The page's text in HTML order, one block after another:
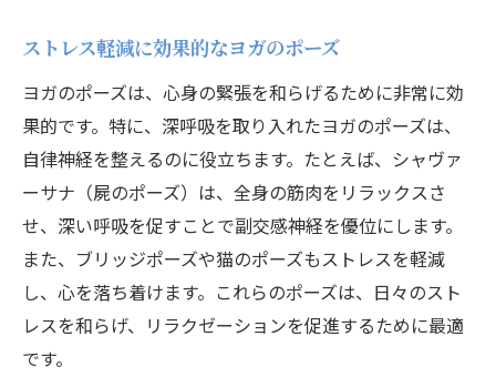
深呼吸が交感神経に与える影響
ヨガで副交感神経を活性化する
バランスの取れた自律神経を目指す
深呼吸とヨガで神経バランスを整える
ヨガポーズがもたらす神経系への影響
ヨガと深呼吸で心の静けさを取り戻すためのス
テップ
心を静める深呼吸の基本
ストレス軽減に効果的なヨガのポーズ
ヨガのポーズは、心身の緊張を和らげるために非常に効
果的です。特に、深呼吸を取り入れたヨガのポーズは、
自律神経を整えるのに役立ちます。たとえば、シャヴァ
ーサナ（屍のポーズ）は、全身の筋肉をリラックスさ
せ、深い呼吸を促すことで副交感神経を優位にします。
また、ブリッジポーズや猫のポーズもストレスを軽減
し、心を落ち着けます。これらのポーズは、日々のスト
レスを和らげ、リラクゼーションを促進するために最適
です。